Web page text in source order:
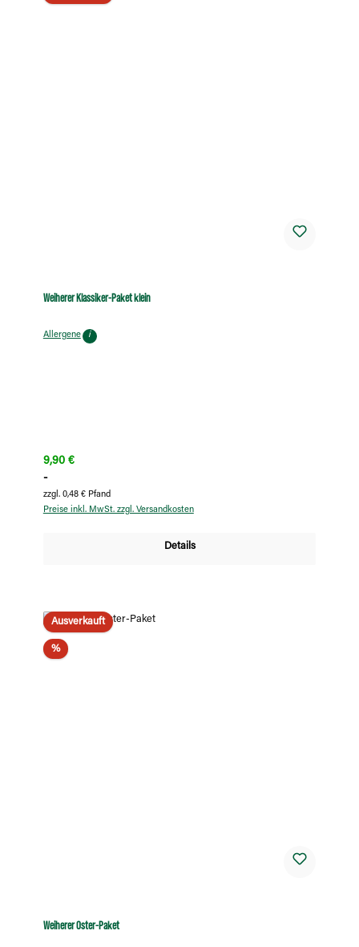
Weiherer Klassiker-Paket klein
Allergene i
Regulärer Preis:
9,90 €
-
zzgl. 0,48 € Pfand
Preise inkl. MwSt. zzgl. Versandkosten
Details
Ausverkauft
%Rabatt
Weiherer Oster-Paket